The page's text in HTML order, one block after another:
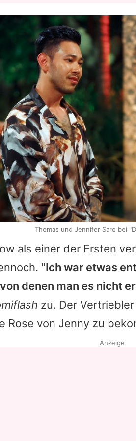
als einer der Ersten
"Ich war etwas
denen man es nicht
zu. Der
Rose von Jenny zu
Thomas und Jennifer Saro bei
Anzeige